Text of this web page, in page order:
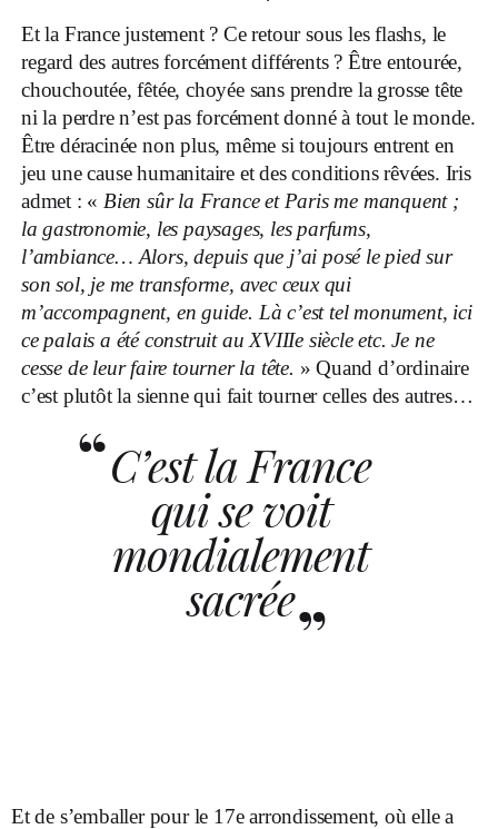
Et la France justement ? Ce retour sous les flashs, le
regard des autres forcément différents ? Être entourée,
chouchoutée, fêtée, choyée sans prendre la grosse tête
ni la perdre n’est pas forcément donné à tout le monde.
Être déracinée non plus, même si toujours entrent en
jeu une cause humanitaire et des conditions rêvées. Iris
admet : « Bien sûr la France et Paris me manquent ;
la gastronomie, les paysages, les parfums,
l’ambiance… Alors, depuis que j’ai posé le pied sur
son sol, je me transforme, avec ceux qui
m’accompagnent, en guide. Là c’est tel monument, ici
ce palais a été construit au XVIIIe siècle etc. Je ne
cesse de leur faire tourner la tête. » Quand d’ordinaire
c’est plutôt la sienne qui fait tourner celles des autres…
C’est la France
qui se voit
mondialement
sacrée
Et de s’emballer pour le 17e arrondissement, où elle a